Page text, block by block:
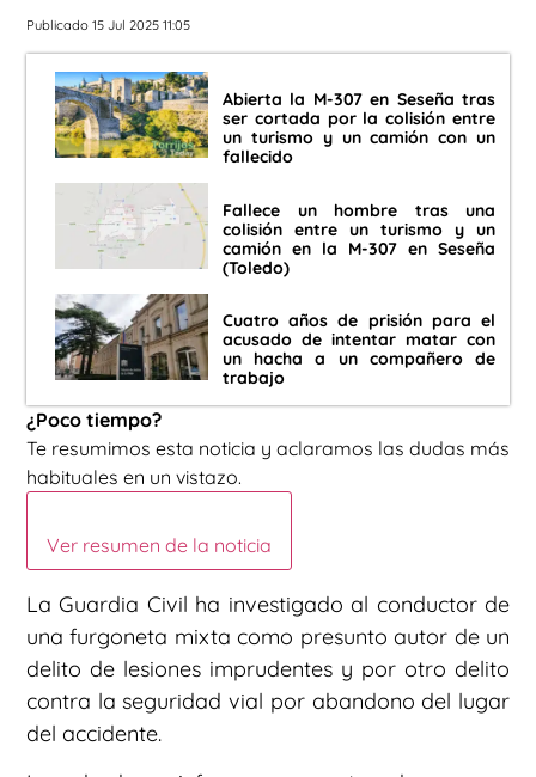
Publicado 15 Jul 2025 11:05
Abierta la M-307 en Seseña tras
ser cortada por la colisión entre
un turismo y un camión con un
fallecido
Fallece un hombre tras una
colisión entre un turismo y un
camión en la M-307 en Seseña
(Toledo)
Cuatro años de prisión para el
acusado de intentar matar con
un hacha a un compañero de
trabajo
¿Poco tiempo?
Te resumimos esta noticia y aclaramos las dudas más
habituales en un vistazo.
Ver resumen de la noticia
La Guardia Civil ha investigado al conductor de
una furgoneta mixta como presunto autor de un
delito de lesiones imprudentes y por otro delito
contra la seguridad vial por abandono del lugar
del accidente.